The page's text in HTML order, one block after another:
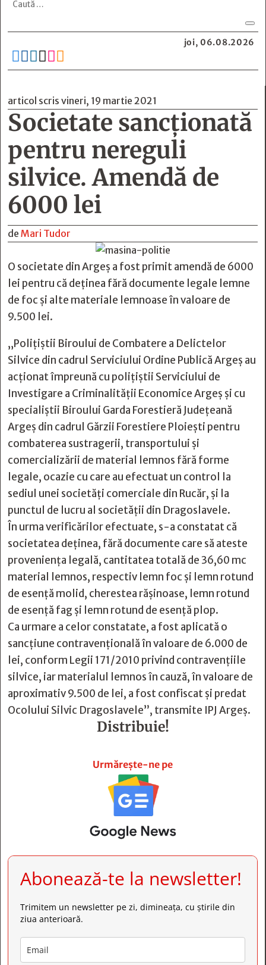
joi, 06.08.2026
     
articol scris vineri, 19 martie 2021
Societate sancționată
pentru nereguli
silvice. Amendă de
6000 lei
de Mari Tudor
O societate din Argeș a fost primit amendă de 6000
lei pentru că deținea fără documente legale lemne
de foc și alte materiale lemnoase în valoare de
9.500 lei.
„Polițiștii Biroului de Combatere a Delictelor
Silvice din cadrul Serviciului Ordine Publică Argeș au
acționat împreună cu polițiștii Serviciului de
Investigare a Criminalității Economice Argeș și cu
specialiștii Biroului Garda Forestieră Județeană
Argeș din cadrul Gărzii Forestiere Ploiești pentru
combaterea sustragerii, transportului și
comercializării de material lemnos fără forme
legale, ocazie cu care au efectuat un control la
sediul unei societăți comerciale din Rucăr, și la
punctul de lucru al societății din Dragoslavele.
În urma verificărilor efectuate, s-a constatat că
societatea deţinea, fără documente care să ateste
proveniența legală, cantitatea totală de 36,60 mc
material lemnos, respectiv lemn foc și lemn rotund
de esență molid, cherestea rășinoase, lemn rotund
de esență fag și lemn rotund de esenţă plop.
Ca urmare a celor constatate, a fost aplicată o
sancțiune contravențională în valoare de 6.000 de
lei, conform Legii 171/2010 privind contravenţiile
silvice, iar materialul lemnos în cauză, în valoare de
aproximativ 9.500 de lei, a fost confiscat și predat
Ocolului Silvic Dragoslavele”, transmite IPJ Argeș.
Distribuie!
Urmărește-ne pe
Abonează-te la newsletter!
Trimitem un newsletter pe zi, dimineața, cu știrile din
ziua anterioară.